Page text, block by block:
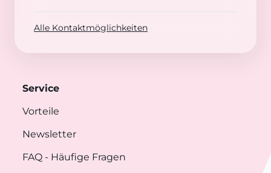
Alle Kontaktmöglichkeiten
Service
Vorteile
Newsletter
FAQ - Häufige Fragen